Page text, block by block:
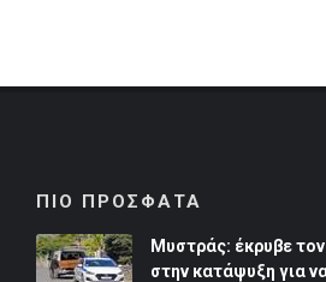
ΠΙΟ ΠΡΟΣΦΑΤΑ
Μυστράς: έκρυβε
στην κατάψυξη για